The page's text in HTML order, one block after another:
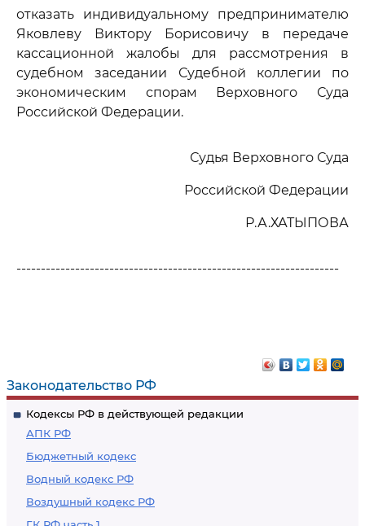
Законодательство РФ
Кодексы РФ в действующей редакции
АПК РФ
Бюджетный кодекс
Водный кодекс РФ
Воздушный кодекс РФ
отказать индивидуальному предпринимателю
Яковлеву Виктору Борисовичу в передаче
кассационной жалобы для рассмотрения в
судебном заседании Судебной коллегии по
экономическим спорам Верховного Суда
Российской Федерации.
Судья Верховного Суда
Российской Федерации
Р.А.ХАТЫПОВА
------------------------------------------------------------------